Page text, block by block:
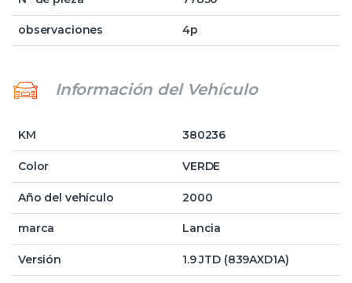
observaciones 4p
Información del Vehículo
KM 380236
Color VERDE
Año del vehículo 2000
marca Lancia
Versión 1.9 JTD (839AXD1A)